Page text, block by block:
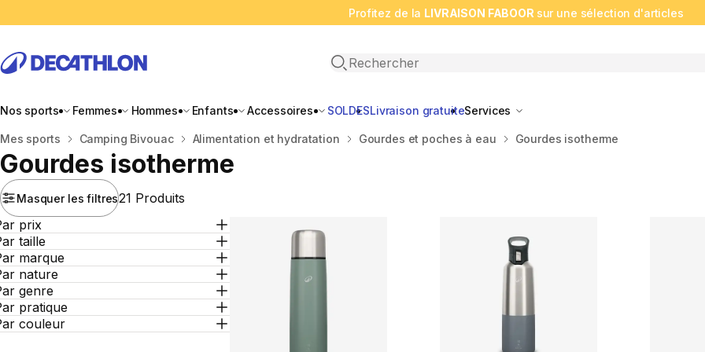
Profitez de la LIVRAISON FABOOR sur une sélection d'articles
Open search
Nos sports Femmes Hommes Enfants Accessoires SOLDESLivraison gratuiteServices
Accueil
Mes sports Camping Bivouac Alimentation et hydratation Gourdes et poches à eau Gourdes isotherme
Gourdes isotherme
Masquer les filtres21 Produits
prix
taille
marque
nature
genre
pratique
couleur